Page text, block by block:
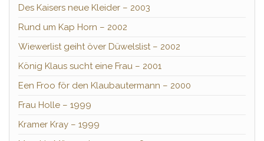
Des Kaisers neue Kleider – 2003
Rund um Kap Horn – 2002
Wiewerlist geiht över Düwelslist – 2002
König Klaus sucht eine Frau – 2001
Een Froo för den Klaubautermann – 2000
Frau Holle – 1999
Kramer Kray – 1999